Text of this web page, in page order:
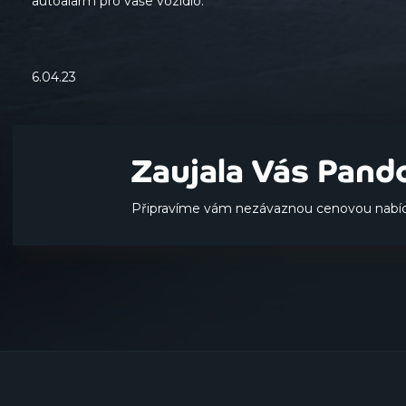
6.04.23
Zaujala Vás
Připravíme vám nezávaznou cenovou